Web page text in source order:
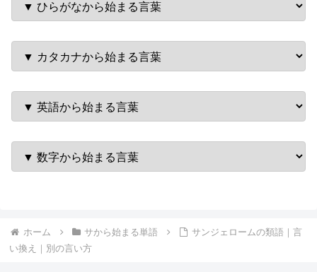
ホーム サから始まる単語
サンジェロームの類語｜言
い換え｜別の言い方